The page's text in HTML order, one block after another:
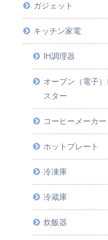
ガジェット
キッチン家電
IH調理器
オーブン（電子
スター
コーヒーメーカー
ホットプレート
冷凍庫
冷蔵庫
炊飯器